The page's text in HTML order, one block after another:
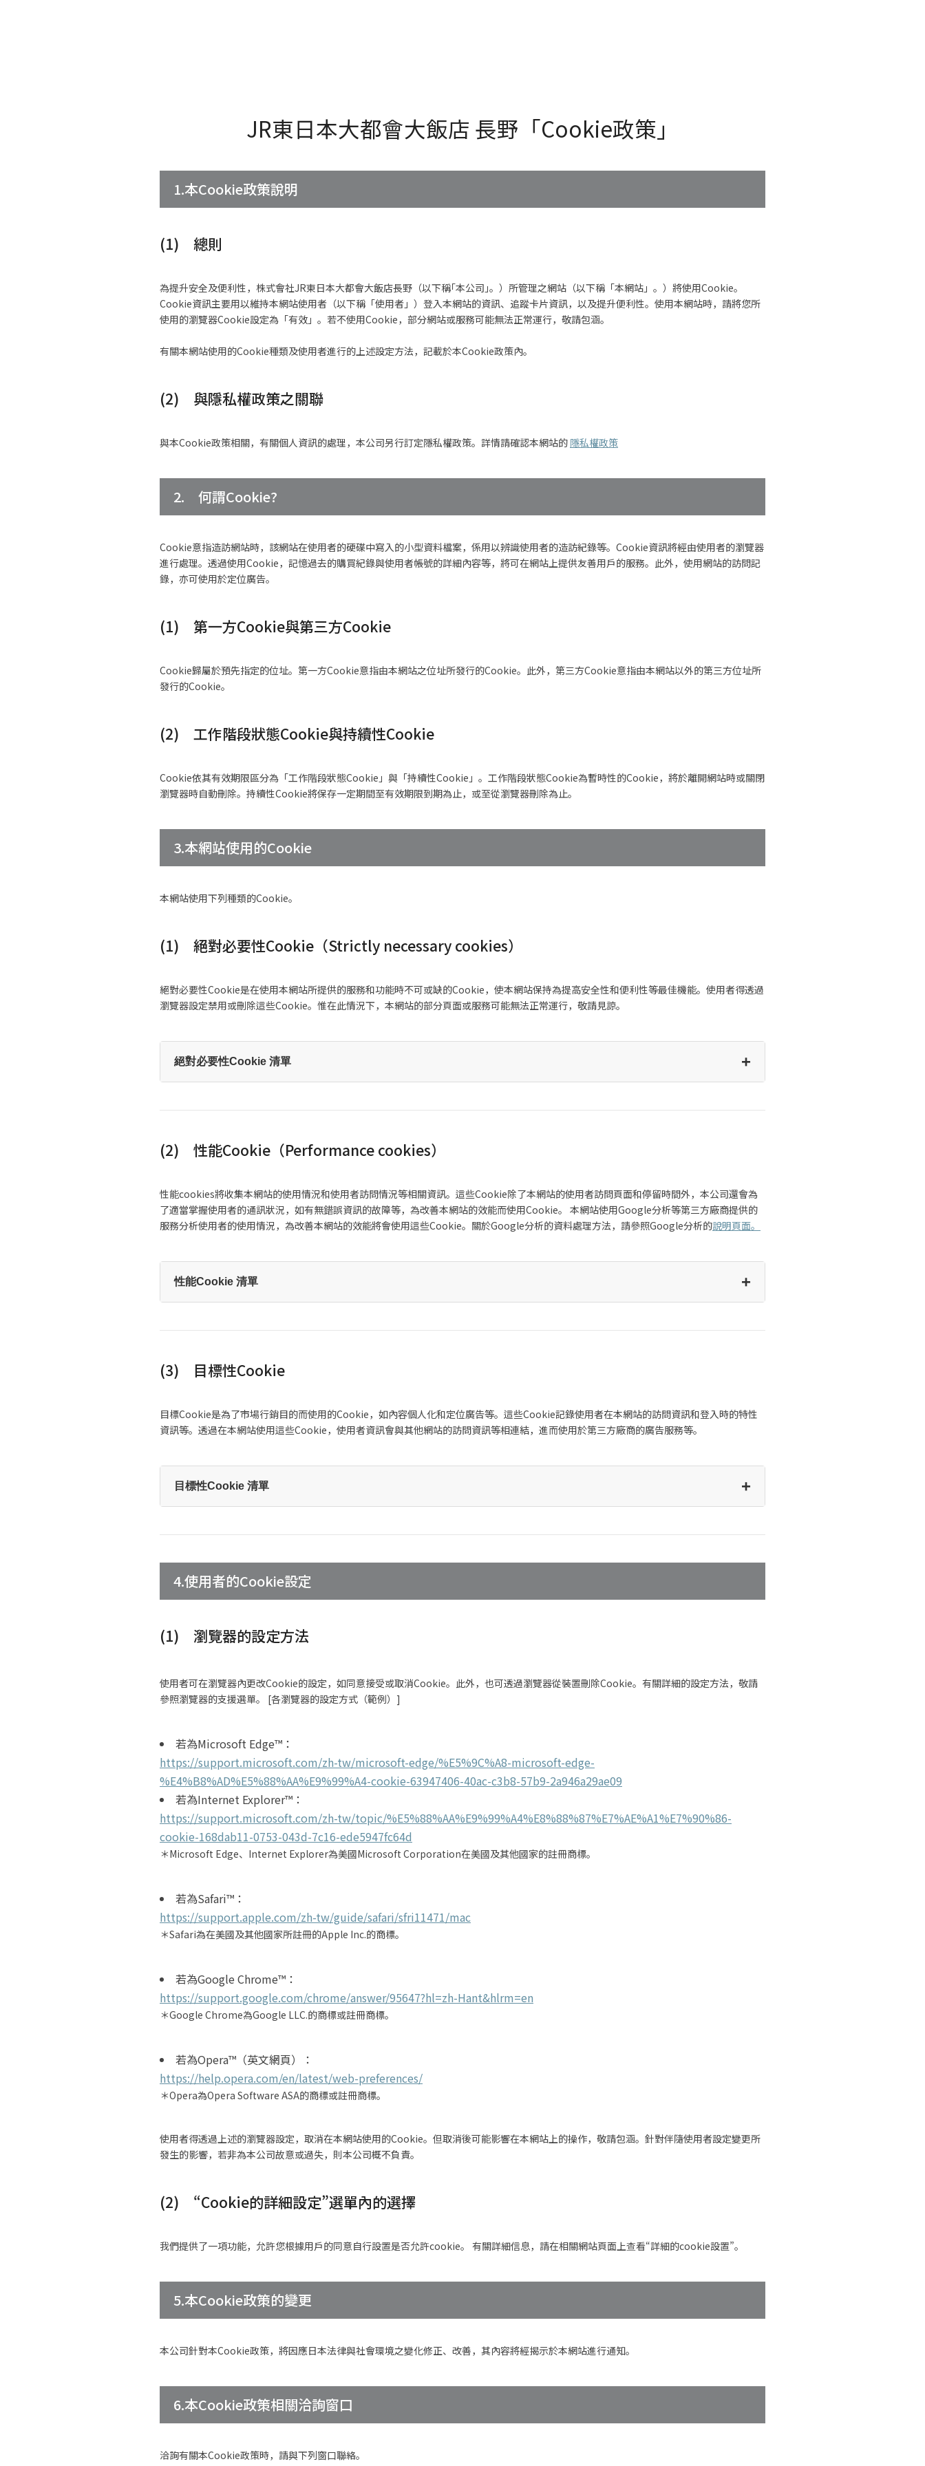
JR東日本大都會大飯店 長野「Cookie政策」
1.本Cookie政策說明
(1) 總則
為提升安全及便利性，株式會社JR東日本大都會大飯店長野（以下稱｢本公司｣。）所管理之網站（以下稱「本網站」。）將使用Cookie。
Cookie資訊主要用以維持本網站使用者（以下稱「使用者」）登入本網站的資訊、追蹤卡片資訊，以及提升便利性。使用本網站時，請將您所
使用的瀏覽器Cookie設定為「有效」。若不使用Cookie，部分網站或服務可能無法正常運行，敬請包涵。
有關本網站使用的Cookie種類及使用者進行的上述設定方法，記載於本Cookie政策內。
(2) 與隱私權政策之關聯
與本Cookie政策相關，有關個人資訊的處理，本公司另行訂定隱私權政策。詳情請確認本網站的 隱私權政策
2. 何謂Cookie?
Cookie意指造訪網站時，該網站在使用者的硬碟中寫入的小型資料檔案，係用以辨識使用者的造訪紀錄等。Cookie資訊將經由使用者的瀏覽器
進行處理。透過使用Cookie，記憶過去的購買紀錄與使用者帳號的詳細內容等，將可在網站上提供友善用戶的服務。此外，使用網站的訪問記
錄，亦可使用於定位廣告。
(1) 第一方Cookie與第三方Cookie
Cookie歸屬於預先指定的位址。第一方Cookie意指由本網站之位址所發行的Cookie。此外，第三方Cookie意指由本網站以外的第三方位址所
發行的Cookie。
(2) 工作階段狀態Cookie與持續性Cookie
Cookie依其有效期限區分為「工作階段狀態Cookie」與「持續性Cookie」。工作階段狀態Cookie為暫時性的Cookie，將於離開網站時或關閉
瀏覽器時自動刪除。持續性Cookie將保存一定期間至有效期限到期為止，或至從瀏覽器刪除為止。
3.本網站使用的Cookie
本網站使用下列種類的Cookie。
(1) 絕對必要性Cookie（Strictly necessary cookies）
絕對必要性Cookie是在使用本網站所提供的服務和功能時不可或缺的Cookie，使本網站保持為提高安全性和便利性等最佳機能。使用者得透過
瀏覽器設定禁用或刪除這些Cookie。惟在此情況下，本網站的部分頁面或服務可能無法正常運行，敬請見諒。
絕對必要性Cookie 清單 +
(2) 性能Cookie（Performance cookies）
性能cookies將收集本網站的使用情況和使用者訪問情況等相關資訊。這些Cookie除了本網站的使用者訪問頁面和停留時間外，本公司還會為
了適當掌握使用者的通訊狀況，如有無錯誤資訊的故障等，為改善本網站的效能而使用Cookie。 本網站使用Google分析等第三方廠商提供的
服務分析使用者的使用情況，為改善本網站的效能將會使用這些Cookie。關於Google分析的資料處理方法，請參照Google分析的說明頁面。
性能Cookie 清單 +
(3) 目標性Cookie
目標Cookie是為了市場行銷目的而使用的Cookie，如內容個人化和定位廣告等。這些Cookie記錄使用者在本網站的訪問資訊和登入時的特性
資訊等。透過在本網站使用這些Cookie，使用者資訊會與其他網站的訪問資訊等相連結，進而使用於第三方廠商的廣告服務等。
目標性Cookie 清單 +
4.使用者的Cookie設定
(1) 瀏覽器的設定方法
使用者可在瀏覽器內更改Cookie的設定，如同意接受或取消Cookie。此外，也可透過瀏覽器從裝置刪除Cookie。有關詳細的設定方法，敬請
參照瀏覽器的支援選單。 [各瀏覽器的設定方式（範例）]
若為Microsoft Edge™：
https://support.microsoft.com/zh-tw/microsoft-edge/%E5%9C%A8-microsoft-edge-
%E4%B8%AD%E5%88%AA%E9%99%A4-cookie-63947406-40ac-c3b8-57b9-2a946a29ae09
若為Internet Explorer™：
https://support.microsoft.com/zh-tw/topic/%E5%88%AA%E9%99%A4%E8%88%87%E7%AE%A1%E7%90%86-
cookie-168dab11-0753-043d-7c16-ede5947fc64d
＊Microsoft Edge、Internet Explorer為美國Microsoft Corporation在美國及其他國家的註冊商標。
若為Safari™：
https://support.apple.com/zh-tw/guide/safari/sfri11471/mac
＊Safari為在美國及其他國家所註冊的Apple Inc.的商標。
若為Google Chrome™：
https://support.google.com/chrome/answer/95647?hl=zh-Hant&hlrm=en
＊Google Chrome為Google LLC.的商標或註冊商標。
若為Opera™（英文網頁）：
https://help.opera.com/en/latest/web-preferences/
＊Opera為Opera Software ASA的商標或註冊商標。
使用者得透過上述的瀏覽器設定，取消在本網站使用的Cookie。但取消後可能影響在本網站上的操作，敬請包涵。針對伴隨使用者設定變更所
發生的影響，若非為本公司故意或過失，則本公司概不負責。
(2) “Cookie的詳細設定”選單內的選擇
我們提供了一項功能，允許您根據用戶的同意自行設置是否允許cookie。 有關詳細信息，請在相關網站頁面上查看“詳細的cookie設置”。
5.本Cookie政策的變更
本公司針對本Cookie政策，將因應日本法律與社會環境之變化修正、改善，其內容將經揭示於本網站進行通知。
6.本Cookie政策相關洽詢窗口
洽詢有關本Cookie政策時，請與下列窗口聯絡。